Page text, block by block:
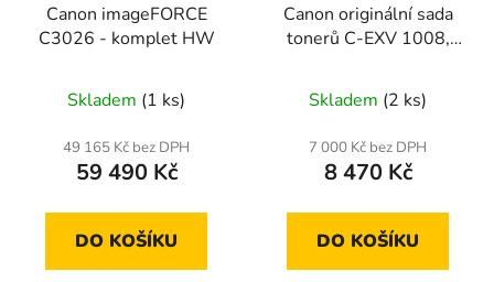
Canon imageFORCE
C3026 - komplet HW
Skladem (1 ks)
49 165 Kč bez DPH
59 490 Kč
DO KOŠÍKU
Canon originální sada
tonerů C-EXV 1008,
Skladem (2 ks)
7 000 Kč bez DPH
8 470 Kč
DO KOŠÍKU